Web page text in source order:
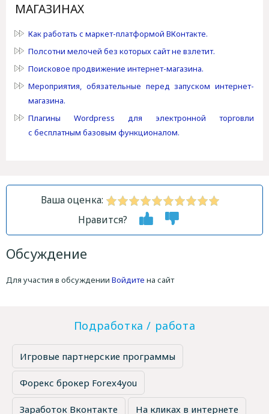
МАГАЗИНАХ
Как работать с маркет-платформой ВКонтакте.
Полсотни мелочей без которых сайт не взлетит.
Поисковое продвижение интернет-магазина.
Мероприятия, обязательные перед запуском интернет-
магазина.
Плагины Wordpress для электронной торговли
с бесплатным базовым функционалом.
Ваша оценка:
Нравится?
Обсуждение
Для участия в обсуждении Войдите на сайт
Подработка / работа
Игровые партнерские программы
Форекс брокер Forex4you
Заработок Вконтакте На кликах в интернете